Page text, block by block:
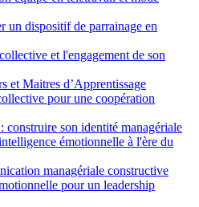
un dispositif de parrainage en
et l'engagement de son
et Maitres d’Apprentissage
pour une coopération
construire son identité managériale
émotionnelle à l'ère du
managériale constructive
pour un leadership